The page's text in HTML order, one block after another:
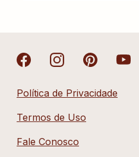
Política de Privacidade
Termos de Uso
Fale Conosco